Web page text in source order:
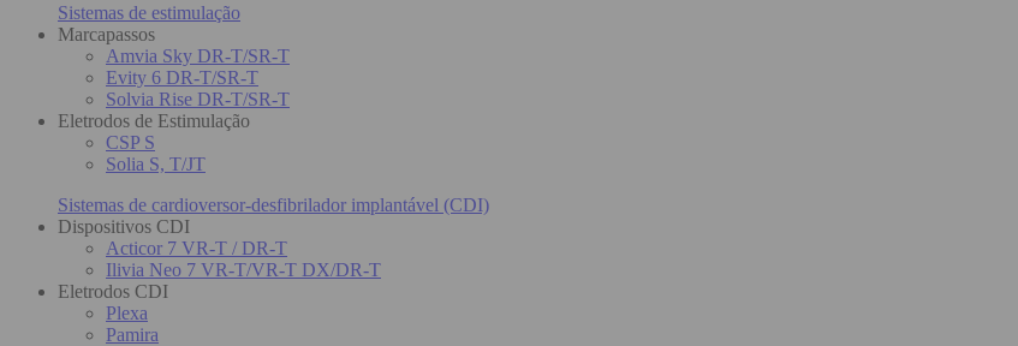
Sistemas de estimulação
Marcapassos
Amvia Sky DR-T/SR-T
Evity 6 DR-T/SR-T
Solvia Rise DR-T/SR-T
Eletrodos de Estimulação
CSP S
Solia S, T/JT
Sistemas de cardioversor-desfibrilador implantável (CDI)
Dispositivos CDI
Acticor 7 VR-T / DR-T
Ilivia Neo 7 VR-T/VR-T DX/DR-T
Eletrodos CDI
Plexa
Pamira